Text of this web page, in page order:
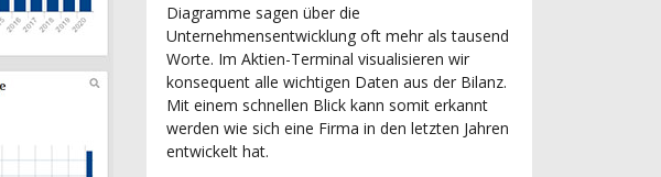
Diagramme sagen über die
Unternehmensentwicklung oft mehr als tausend
Worte. Im Aktien-Terminal visualisieren wir
konsequent alle wichtigen Daten aus der Bilanz.
Mit einem schnellen Blick kann somit erkannt
werden wie sich eine Firma in den letzten Jahren
entwickelt hat.